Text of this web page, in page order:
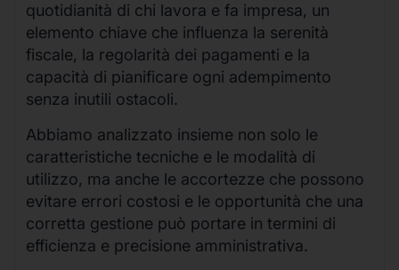
quotidianità di chi lavora e fa impresa, un
elemento chiave che influenza la serenità
fiscale, la regolarità dei pagamenti e la
capacità di pianificare ogni adempimento
senza inutili ostacoli.
Abbiamo analizzato insieme non solo le
caratteristiche tecniche e le modalità di
utilizzo, ma anche le accortezze che possono
evitare errori costosi e le opportunità che una
corretta gestione può portare in termini di
efficienza e precisione amministrativa.